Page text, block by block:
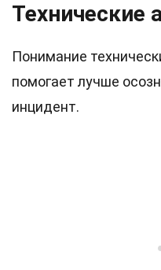
Технические
Понимание
помогает лучше
инцидент.